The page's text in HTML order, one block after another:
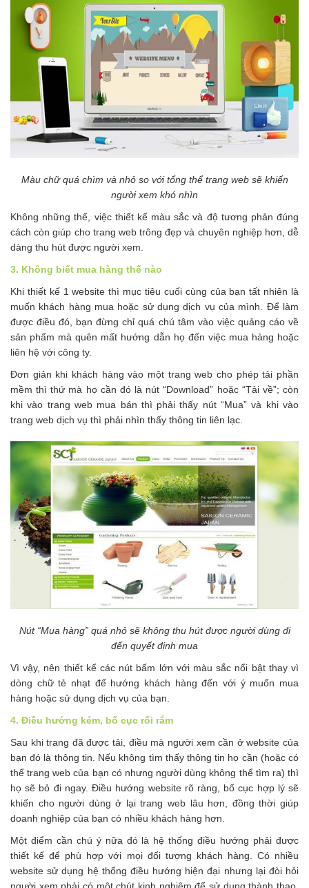
Màu chữ quá chìm và nhỏ so với tổng thể trang web sẽ khiến
người xem khó nhìn
Không những thế, việc thiết kế màu sắc và độ tương phản đúng
cách còn giúp cho trang web trông đẹp và chuyên nghiệp hơn, dễ
dàng thu hút được người xem.
3. Không biết mua hàng thế nào
Khi thiết kế 1 website thì mục tiêu cuối cùng của bạn tất nhiên là
muốn khách hàng mua hoặc sử dụng dịch vụ của mình. Để làm
được điều đó, bạn đừng chỉ quá chú tâm vào việc quảng cáo về
sản phẩm mà quên mất hướng dẫn họ đến việc mua hàng hoặc
liên hệ với công ty.
Đơn giản khi khách hàng vào một trang web cho phép tải phần
mềm thì thứ mà họ cần đó là nút “Download” hoặc “Tải về”; còn
khi vào trang web mua bán thì phải thấy nút “Mua” và khi vào
trang web dịch vụ thì phải nhìn thấy thông tin liên lạc.
Nút “Mua hàng” quá nhỏ sẽ không thu hút được người dùng đi
đến quyết định mua
Vì vậy, nên thiết kế các nút bấm lớn với màu sắc nổi bật thay vì
dòng chữ tẻ nhạt để hướng khách hàng đến với ý muốn mua
hàng hoặc sử dụng dịch vụ của bạn.
4. Điều hướng kém, bố cục rối rắm
Sau khi trang đã được tải, điều mà người xem cần ở website của
bạn đó là thông tin. Nếu không tìm thấy thông tin họ cần (hoặc có
thể trang web của bạn có nhưng người dùng không thể tìm ra) thì
họ sẽ bỏ đi ngay. Điều hướng website rõ ràng, bố cục hợp lý sẽ
khiến cho người dùng ở lại trang web lâu hơn, đồng thời giúp
doanh nghiệp của bạn có nhiều khách hàng hơn.
Một điểm cần chú ý nữa đó là hệ thống điều hướng phải được
thiết kế để phù hợp với mọi đối tượng khách hàng. Có nhiều
website sử dụng hệ thống điều hướng hiện đại nhưng lại đòi hỏi